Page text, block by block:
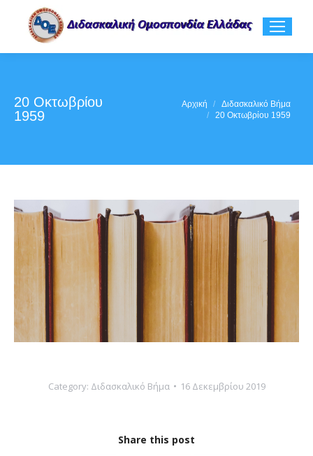
20 Οκτωβρίου
1959
Αρχική
Διδασκαλικό Βήμα
20 Οκτωβρίου 1959
Category: Διδασκαλικό Βήμα 16 Δεκεμβρίου 2019
Share this post